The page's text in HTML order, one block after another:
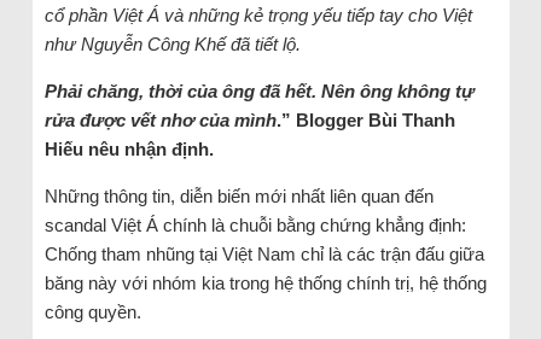
cổ phần Việt Á và những kẻ trọng yếu tiếp tay cho Việt
như Nguyễn Công Khế đã tiết lộ.
Phải chăng, thời của ông đã hết. Nên ông không tự
rửa được vết nhơ của mình.” Blogger Bùi Thanh
Hiếu nêu nhận định.
Những thông tin, diễn biến mới nhất liên quan đến
scandal Việt Á chính là chuỗi bằng chứng khẳng định:
Chống tham nhũng tại Việt Nam chỉ là các trận đấu giữa
băng này với nhóm kia trong hệ thống chính trị, hệ thống
công quyền.